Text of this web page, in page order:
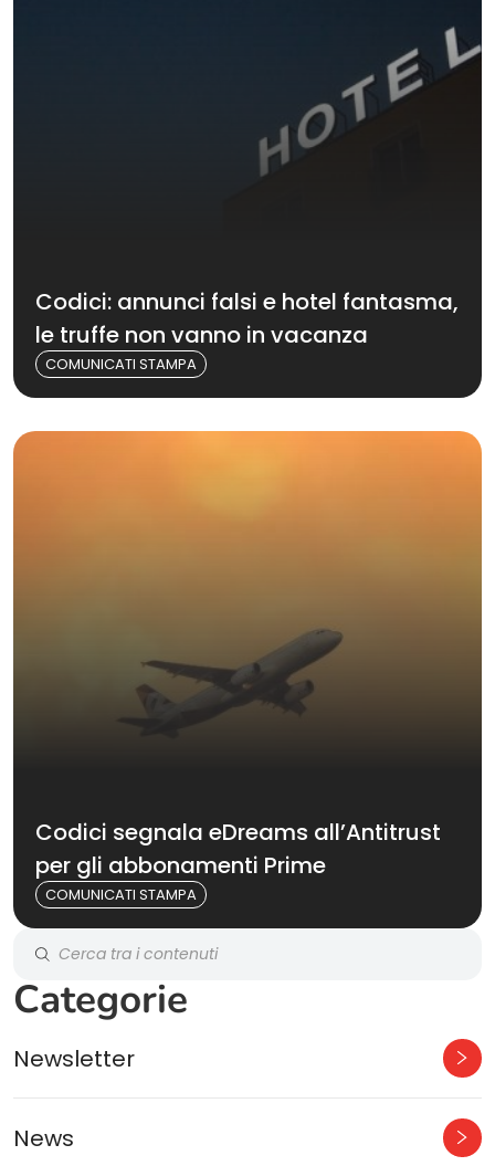
Codici: annunci falsi e hotel fantasma,
le truffe non vanno in vacanza
COMUNICATI STAMPA
Codici segnala eDreams all’Antitrust
per gli abbonamenti Prime
COMUNICATI STAMPA
Categorie
Newsletter
News